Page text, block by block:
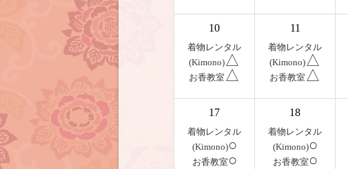
10
着物レンタル
(Kimono) △
お香教室 △
11
着物レンタル
(Kimono) △
お香教室 △
17
着物レンタル
(Kimono)○
お香教室○
18
着物レンタル
(Kimono)○
お香教室○